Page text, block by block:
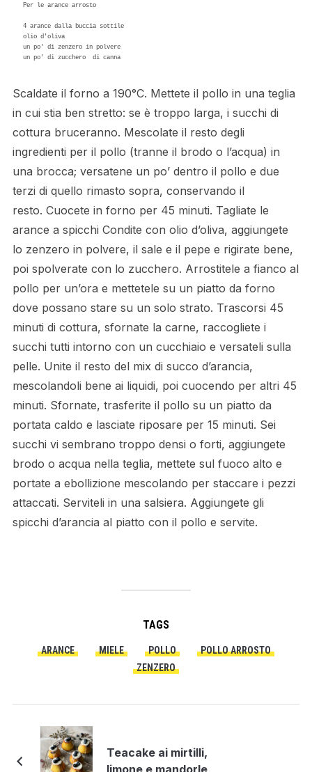
Per le arance arrosto
4 arance dalla buccia sottile
olio d'oliva
un po' di zenzero in polvere
un po' di zucchero  di canna
Scaldate il forno a 190°C. Mettete il pollo in una teglia
in cui stia ben stretto: se è troppo larga, i succhi di
cottura bruceranno. Mescolate il resto degli
ingredienti per il pollo (tranne il brodo o l’acqua) in
una brocca; versatene un po’ dentro il pollo e due
terzi di quello rimasto sopra, conservando il
resto. Cuocete in forno per 45 minuti. Tagliate le
arance a spicchi Condite con olio d’oliva, aggiungete
lo zenzero in polvere, il sale e il pepe e rigirate bene,
poi spolverate con lo zucchero. Arrostitele a fianco al
pollo per un’ora e mettetele su un piatto da forno
dove possano stare su un solo strato. Trascorsi 45
minuti di cottura, sfornate la carne, raccogliete i
succhi tutti intorno con un cucchiaio e versateli sulla
pelle. Unite il resto del mix di succo d’arancia,
mescolandoli bene ai liquidi, poi cuocendo per altri 45
minuti. Sfornate, trasferite il pollo su un piatto da
portata caldo e lasciate riposare per 15 minuti. Sei
succhi vi sembrano troppo densi o forti, aggiungete
brodo o acqua nella teglia, mettete sul fuoco alto e
portate a ebollizione mescolando per staccare i pezzi
attaccati. Serviteli in una salsiera. Aggiungete gli
spicchi d’arancia al piatto con il pollo e servite.
TAGS
ARANCE MIELE POLLO
POLLO ARROSTO
ZENZERO
Teacake ai mirtilli,
limone e mandorle